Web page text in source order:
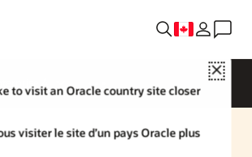
Close
to visit an Oracle country site closer
visiter le site d’un pays Oracle plus